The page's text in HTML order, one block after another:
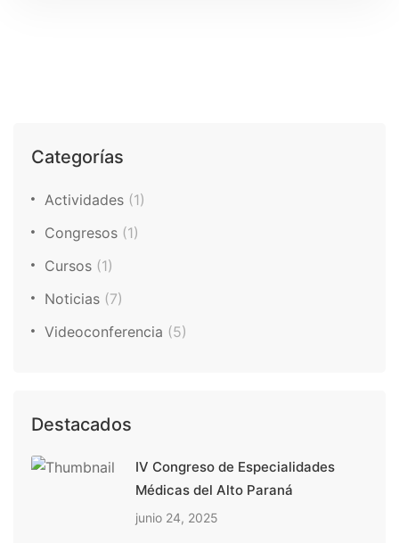
Categorías
Actividades (1)
Congresos (1)
Cursos (1)
Noticias (7)
Videoconferencia (5)
Destacados
IV Congreso de Especialidades
Médicas del Alto Paraná
junio 24, 2025